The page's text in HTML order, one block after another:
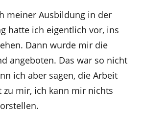
meiner Ausbildung in der
hatte ich eigentlich vor, ins
Dann wurde mir die
angeboten. Das war so nicht
ich aber sagen, die Arbeit
zu mir, ich kann mir nichts